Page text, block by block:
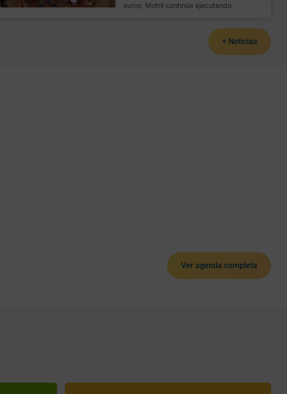
euros, Motril continúa ejecutando
+ Noticias
Ver agenda completa